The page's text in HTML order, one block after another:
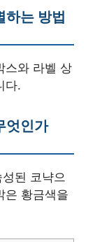
하는 방법
스와 라벨 상
다.
엇인가
된 코냑으
은 황금색을